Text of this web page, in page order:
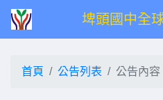
埤頭國中全
首頁 公告列表 公告內容